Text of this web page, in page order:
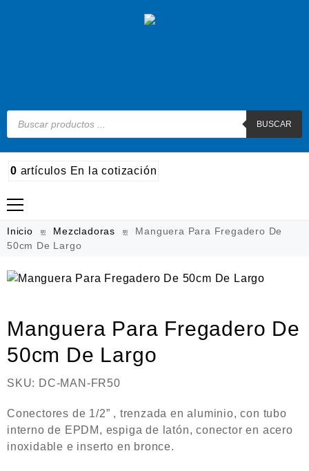
BUSCAR
0 artículos En la cotización
Madera
Automotriz e hidráulico
Ferretería
Mezcladoras
Campismo
Ciclismo
Inicio Mezcladoras
Manguera Para Fregadero De
50cm De Largo
Manguera Para Fregadero De
50cm De Largo
SKU: DC-MAN-FR50
Conectores de 1/2” , trenzada en aluminio, con tubo
interno de EPDM, espiga de latón, conector en acero
inoxidable e inserto en bronce.